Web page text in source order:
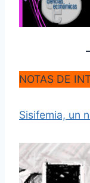
NOTAS DE
Sisifemia, un